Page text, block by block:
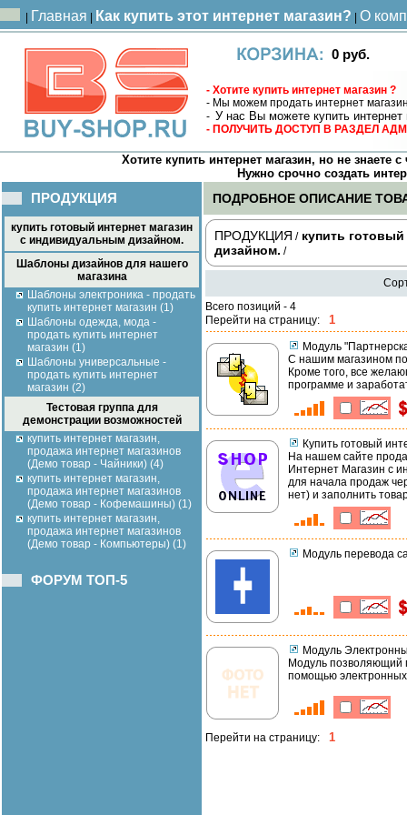
Главная Как купить этот интернет магазин? О
0 руб.
- Хотите купить интернет магазин ?
- Мы можем продать интернет
- У нас Вы можете купить интернет
- ПОЛУЧИТЬ ДОСТУП В РАЗДЕЛ
Хотите купить интернет магазин, но не знаете
Нужно срочно создать
ПРОДУКЦИЯ
купить готовый интернет магазин
с индивидуальным дизайном.
Шаблоны дизайнов для нашего
магазина
Шаблоны электроника - продать
купить интернет магазин (1)
Шаблоны одежда, мода -
продать купить интернет
магазин (1)
Шаблоны универсальные -
продать купить интернет
магазин (2)
Тестовая группа для
демонстрации возможностей
купить интернет магазин,
продажа интернет магазинов
(Демо товар - Чайники) (4)
купить интернет магазин,
продажа интернет магазинов
(Демо товар - Кофемашины) (1)
купить интернет магазин,
продажа интернет магазинов
(Демо товар - Компьютеры) (1)
ФОРУМ ТОП-5
ПОДРОБНОЕ ОПИСАНИЕ
ПРОДУКЦИЯ / купить
дизайном. /
Всего позиций - 4
Перейти на страницу:
1
Модуль
С нашим магазином
Кроме того, все
программе и
Купить готовый
На нашем сайте
Интернет Магазин с
для начала продаж
нет) и заполнить
Модуль перевода
Модуль
Модуль позволяющий
помощью
Перейти на страницу: 1